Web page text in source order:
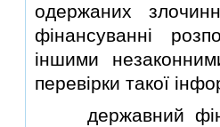
одержаних
фiнансуваннi
iншими
перевiрки такої
державний